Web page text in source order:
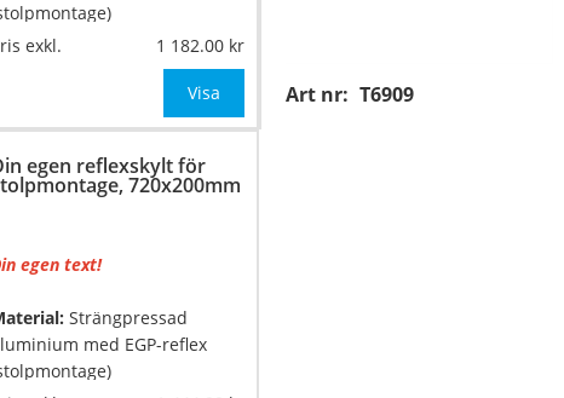
ca 60/44mm (vid 1
vi texthöjden till
mått)
Säg till o
exkl. 1 182.00
Visa Art nr: T6909
egen reflexskylt för
720x200mm
egen text!
Strängpressad
med EGP-reflex